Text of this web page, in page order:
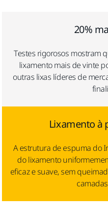
20%
Testes rigorosos mostram
lixamento mais de vinte
outras lixas líderes de
Lixamento à
A estrutura de espuma do
do lixamento
eficaz e suave, sem